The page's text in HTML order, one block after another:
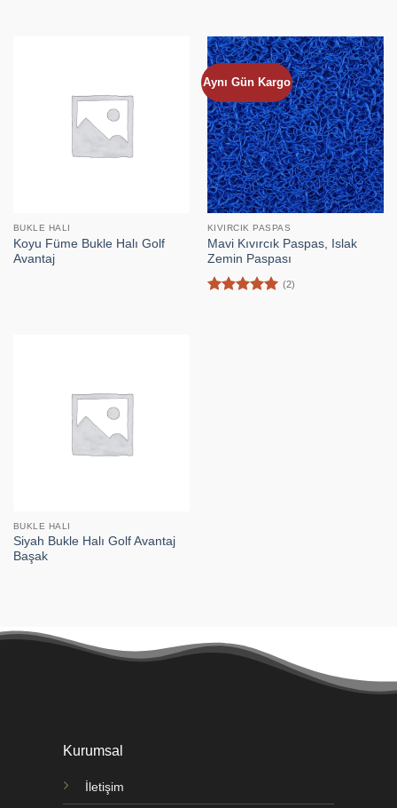
BUKLE HALI
Koyu Füme Bukle Halı Golf
Avantaj
Aynı Gün Kargo
KIVIRCIK PASPAS
Mavi Kıvırcık Paspas, Islak
Zemin Paspası
(2)
BUKLE HALI
Siyah Bukle Halı Golf Avantaj
Başak
Kurumsal
İletişim